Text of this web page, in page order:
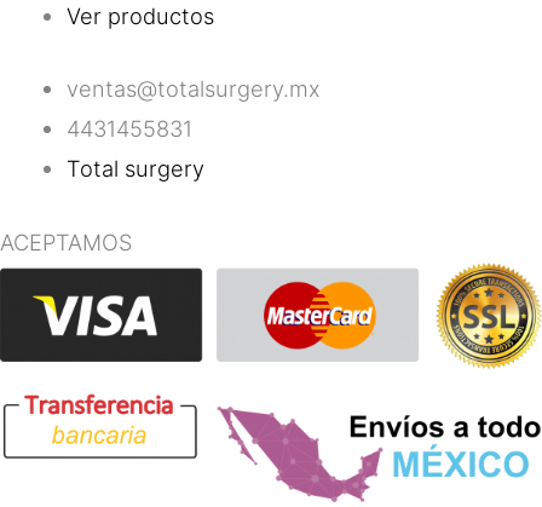
Ver productos
ventas@totalsurgery.mx
4431455831
Total surgery
ACEPTAMOS